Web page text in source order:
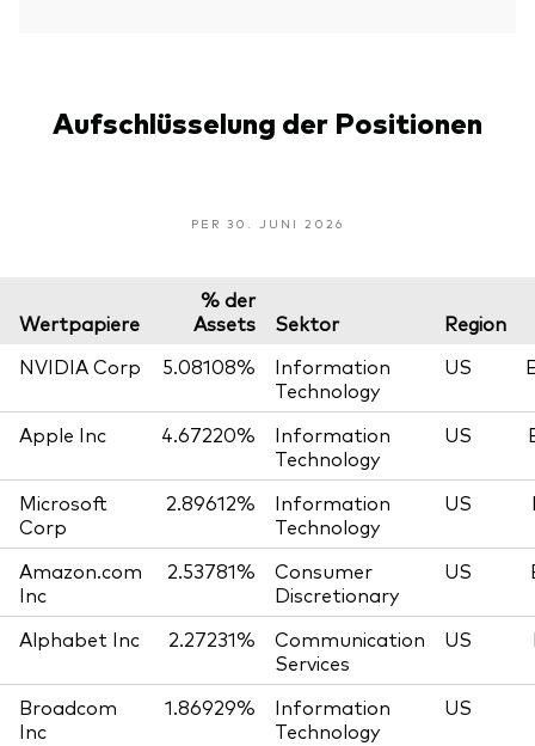
Aufschlüsselung der Positionen
PER 30. JUNI 2026
Wertpapiere
% der
Assets
Sektor
Region
NVIDIA Corp
5.08108%
Information
Technology
US
Apple Inc 4.67220%
Information
Technology
US
Microsoft
Corp
2.89612%
Information
Technology
US
Amazon.com
Inc
2.53781%
Consumer
Discretionary
US
Alphabet Inc 2.27231%
Communication
Services
US
Broadcom
Inc
1.86929%
Information
Technology
US